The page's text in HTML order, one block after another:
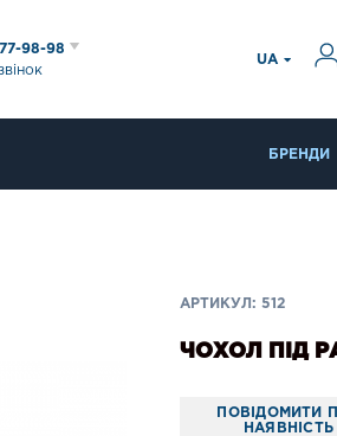
98-98
UA
БРЕНДИ
АРТИКУЛ: 512
ЧОХОЛ ПІД
ПОВІДОМИТИ
НАЯВНІСТЬ